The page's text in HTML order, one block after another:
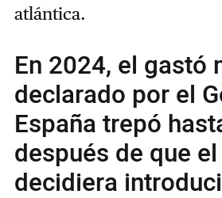
atlántica.
En 2024, el gastó
declarado por el
España trepó
después de que
decidiera